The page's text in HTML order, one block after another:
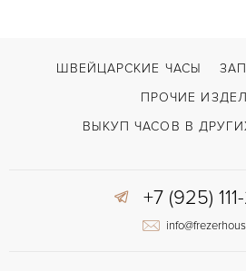
ШВЕЙЦАРСКИЕ ЧАСЫ
ПРОЧИЕ
ВЫКУП ЧАСОВ В
+7 (925)